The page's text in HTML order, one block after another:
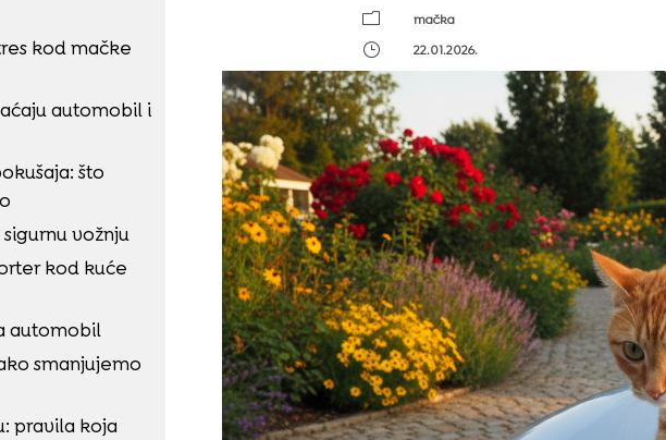
kod mačke
automobil i
što
vožnju
kod kuće
automobil
smanjujemo
pravila koja
m
mačka
}
22.01.2026.